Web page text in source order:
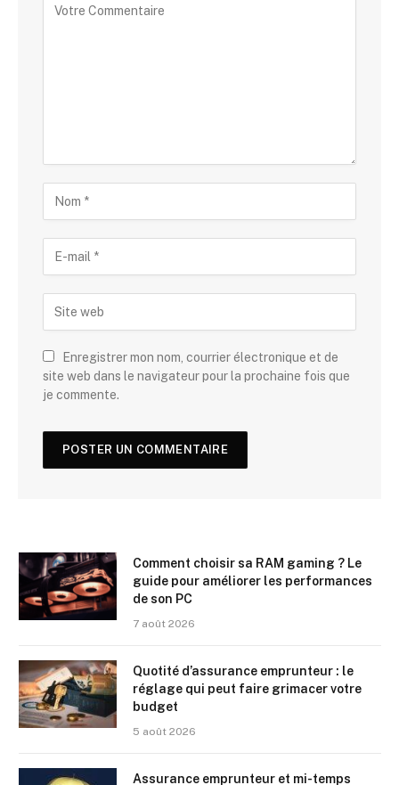
Enregistrer mon nom, courrier électronique et de
site web dans le navigateur pour la prochaine fois que
je commente.
Comment choisir sa RAM gaming ? Le
guide pour améliorer les performances
de son PC
7 août 2026
Quotité d’assurance emprunteur : le
réglage qui peut faire grimacer votre
budget
5 août 2026
Assurance emprunteur et mi-temps